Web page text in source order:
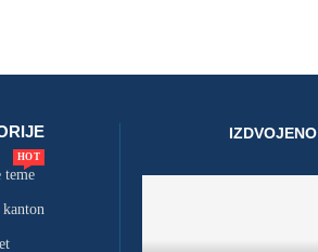
teme
HOT
IZDVOJENO